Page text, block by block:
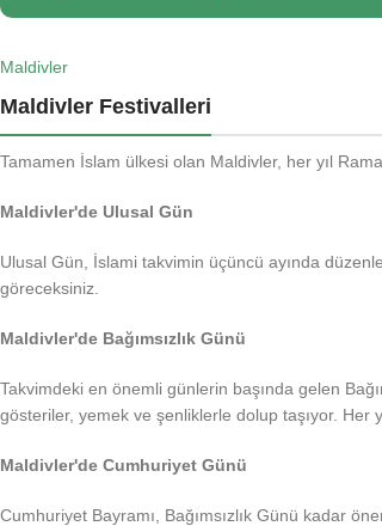
Maldivler
Maldivler Festivalleri
Tamamen İslam ülkesi olan Maldivler, her yıl
Maldivler'de Ulusal Gün
Ulusal Gün, İslami takvimin üçüncü ayında
göreceksiniz.
Maldivler'de Bağımsızlık Günü
Takvimdeki en önemli günlerin başında gelen
gösteriler, yemek ve şenliklerle dolup taşıyor. Her
Maldivler'de Cumhuriyet Günü
Cumhuriyet Bayramı, Bağımsızlık Günü kadar